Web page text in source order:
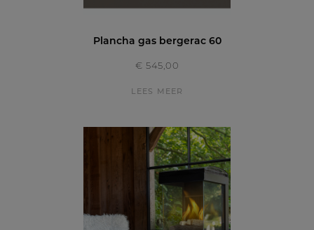
Plancha gas bergerac 60
€ 545,00
LEES MEER